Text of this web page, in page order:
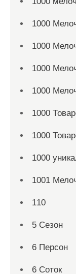
1000
1000
1000
1000
1000
1000
1000
1001
110
5 Сезон
6 Персон
6 Соток